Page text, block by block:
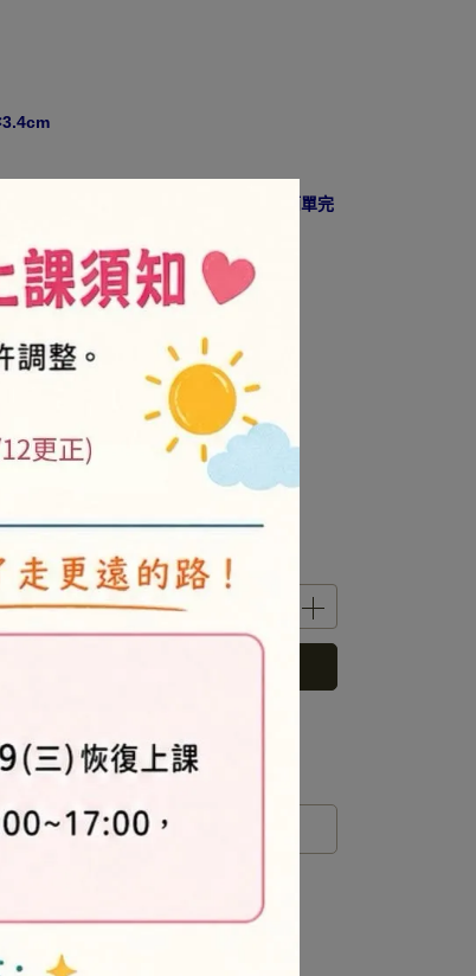
照著壓克力鑰匙圈的大小剪下放入，簡單完
會員-售價8折NT$480
銷活動不折扣)
紅利
運送方式